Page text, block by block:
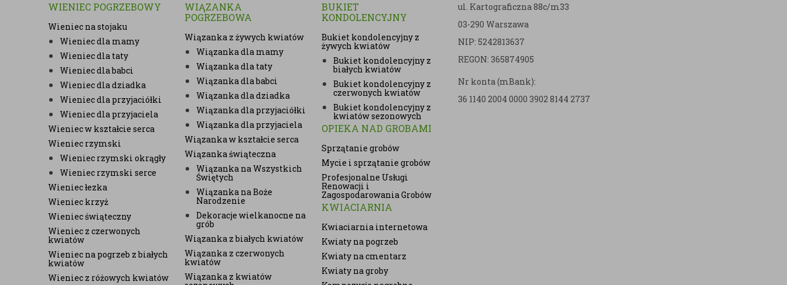
WIENIEC POGRZEBOWY
Wieniec na stojaku
Wieniec dla mamy
Wieniec dla taty
Wieniec dla babci
Wieniec dla dziadka
Wieniec dla przyjaciółki
Wieniec dla przyjaciela
Wieniec w kształcie serca
Wieniec rzymski
Wieniec rzymski okrągły
Wieniec rzymski serce
Wieniec łezka
Wieniec krzyż
Wieniec świąteczny
Wieniec z czerwonych
kwiatów
Wieniec na pogrzeb z białych
kwiatów
Wieniec z różowych kwiatów
WIĄZANKA
POGRZEBOWA
Wiązanka z żywych kwiatów
Wiązanka dla mamy
Wiązanka dla taty
Wiązanka dla babci
Wiązanka dla dziadka
Wiązanka dla przyjaciółki
Wiązanka dla przyjaciela
Wiązanka w kształcie serca
Wiązanka świąteczna
Wiązanka na Wszystkich
Świętych
Wiązanka na Boże
Narodzenie
Dekoracje wielkanocne na
grób
Wiązanka z białych kwiatów
Wiązanka z czerwonych
kwiatów
Wiązanka z kwiatów
BUKIET
KONDOLENCYJNY
Bukiet kondolencyjny z
żywych kwiatów
Bukiet kondolencyjny z
białych kwiatów
Bukiet kondolencyjny z
czerwonych kwiatów
Bukiet kondolencyjny z
kwiatów sezonowych
OPIEKA NAD GROBAMI
Sprzątanie grobów
Mycie i sprzątanie grobów
Profesjonalne Usługi
Renowacji i
Zagospodarowania Grobów
KWIACIARNIA
Kwiaciarnia internetowa
Kwiaty na pogrzeb
Kwiaty na cmentarz
Kwiaty na groby
ul. Kartograficzna 88c/m33
03-290 Warszawa
NIP: 5242813637
REGON: 365874905
Nr konta (mBank):
36 1140 2004 0000 3902 8144 2737